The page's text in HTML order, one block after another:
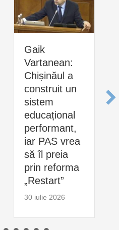
Gaik
Vartanean:
Chișinăul a
construit un
sistem
educațional
performant,
iar PAS vrea
să îl preia
prin reforma
„Restart”
30 iulie 2026